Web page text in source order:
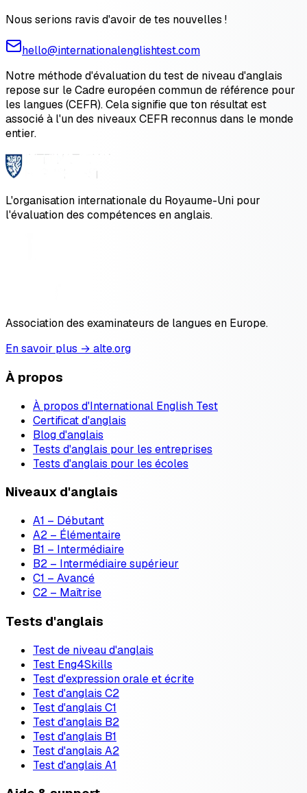
Nous serions ravis d'avoir de tes nouvelles !
hello@internationalenglishtest.com
Notre méthode d'évaluation du test de niveau d'anglais
repose sur le Cadre européen commun de référence pour
les langues (CEFR). Cela signifie que ton résultat est
associé à l'un des niveaux CEFR reconnus dans le monde
entier.
L'organisation internationale du Royaume-Uni pour
l'évaluation des compétences en anglais.
Association des examinateurs de langues en Europe.
En savoir plus → alte.org
À propos
À propos d'International English Test
Certificat d'anglais
Blog d'anglais
Tests d'anglais pour les entreprises
Tests d'anglais pour les écoles
Niveaux d'anglais
A1 – Débutant
A2 – Élémentaire
B1 – Intermédiaire
B2 – Intermédiaire supérieur
C1 – Avancé
C2 – Maîtrise
Tests d'anglais
Test de niveau d'anglais
Test Eng4Skills
Test d'expression orale et écrite
Test d'anglais C2
Test d'anglais C1
Test d'anglais B2
Test d'anglais B1
Test d'anglais A2
Test d'anglais A1